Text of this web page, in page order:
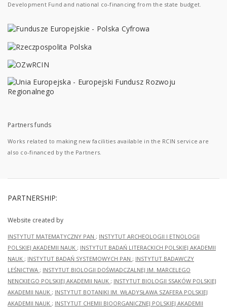
Development Fund and national co-financing from the state budget.
Partners funds
Works related to making new facilities available in the RCIN service are
also co-financed by the Partners.
PARTNERSHIP:
Website created by
INSTYTUT MATEMATYCZNY PAN ; INSTYTUT ARCHEOLOGII I ETNOLOGII
POLSKIEJ AKADEMII NAUK ; INSTYTUT BADAŃ LITERACKICH POLSKIEJ AKADEMII
NAUK ; INSTYTUT BADAŃ SYSTEMOWYCH PAN ; INSTYTUT BADAWCZY
LEŚNICTWA ; INSTYTUT BIOLOGII DOŚWIADCZALNEJ IM. MARCELEGO
NENCKIEGO POLSKIEJ AKADEMII NAUK ; INSTYTUT BIOLOGII SSAKÓW POLSKIEJ
AKADEMII NAUK ; INSTYTUT BOTANIKI IM. WŁADYSŁAWA SZAFERA POLSKIEJ
AKADEMII NAUK ; INSTYTUT CHEMII BIOORGANICZNEJ POLSKIEJ AKADEMII